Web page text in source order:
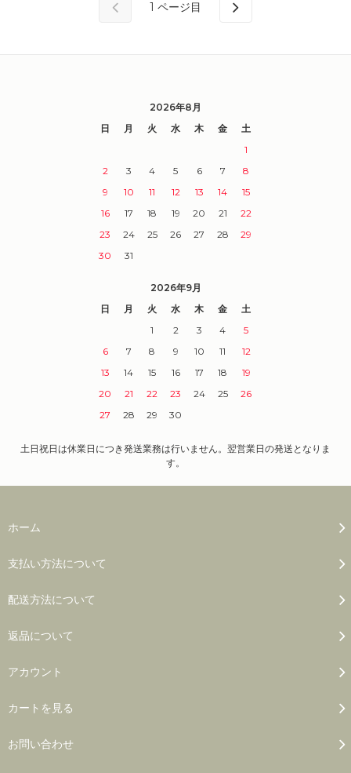
1 ページ目
2026年8月
日
月 火 水 木 金
土
1
2
3 4 5 6 7
8
9
10 11 12 13 14
15
16
17 18 19 20 21
22
23
24 25 26 27 28
29
30
31
2026年9月
日
月 火 水 木 金
土
1
2 3 4
5
6
7 8 9 10 11
12
13
14 15 16 17 18
19
20
21 22 23 24 25
26
27
28 29 30
土日祝日は休業日につき発送業務は行いません。翌営業日の発送となりま
す。
ホーム
支払い方法について
配送方法について
返品について
アカウント
カートを見る
お問い合わせ